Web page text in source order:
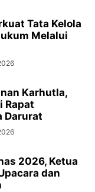
Tata Kelola
Melalui
Karhutla,
Rapat
Darurat
2026, Ketua
dan